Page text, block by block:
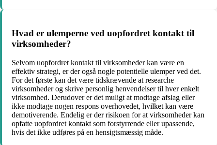
Hvad er ulemperne ved uopfordret kontakt til
virksomheder?
Selvom uopfordret kontakt til virksomheder kan være en
effektiv strategi, er der også nogle potentielle ulemper ved det.
For det første kan det være tidskrævende at researche
virksomheder og skrive personlig henvendelser til hver enkelt
virksomhed. Derudover er det muligt at modtage afslag eller
ikke modtage nogen respons overhovedet, hvilket kan være
demotiverende. Endelig er der risikoen for at virksomheder kan
opfatte uopfordret kontakt som forstyrrende eller upassende,
hvis det ikke udføres på en hensigtsmæssig måde.